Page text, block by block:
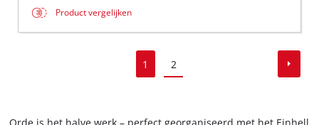
Product vergelijken
1 2
Orde is het halve werk – perfect georganiseerd met het Einhell